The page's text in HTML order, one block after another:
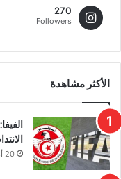
270
Followers
الأكثر مشاهدة
20 أغسطس 2024